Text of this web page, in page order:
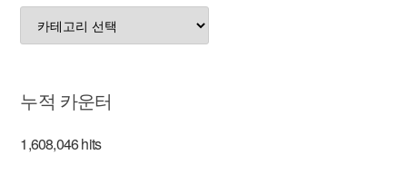
류
누적 카운터
1,608,046 hits